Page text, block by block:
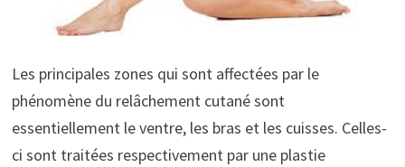
Les principales zones qui sont affectées par le
phénomène du relâchement cutané sont
essentiellement le ventre, les bras et les cuisses. Celles-
ci sont traitées respectivement par une plastie